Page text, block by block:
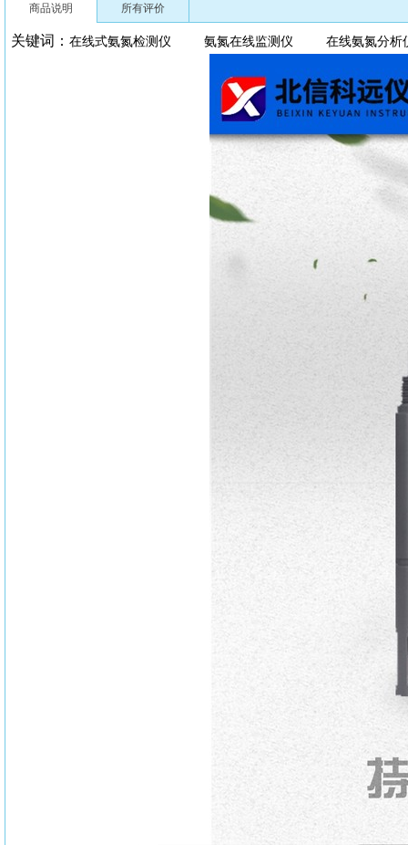
商品说明 所有评价
关键词： 在线式氨氮检测仪 氨氮在线监测仪 在线氨氮分析